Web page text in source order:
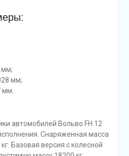
мм;
мм;
мм.
автомобилей Вольво FH 12
Снаряженная масса
Базовая версия с колесной